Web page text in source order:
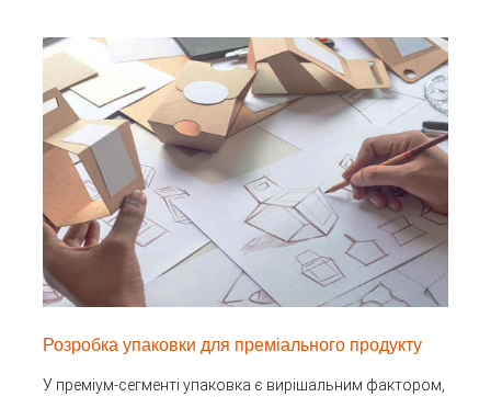
Розробка упаковки для преміального продукту
У преміум-сегменті упаковка є вирішальним фактором,